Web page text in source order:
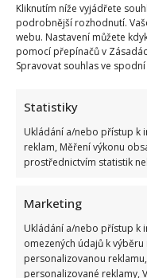
Kliknutím níže vyjádřete
podrobnější rozhodnutí.
webu. Nastavení můžete
pomocí přepínačů v
Spravovat souhlas ve
Statistiky
Ukládání a/nebo přístup k
reklam, Měření výkonu
prostřednictvím statistik
Marketing
Ukládání a/nebo přístup k
omezených údajů k
personalizovanou
personalizované reklamy,